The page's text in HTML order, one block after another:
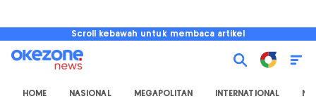
Scroll kebawah untuk membaca artikel
HOME NASIONAL MEGAPOLITAN INTERNATIONAL